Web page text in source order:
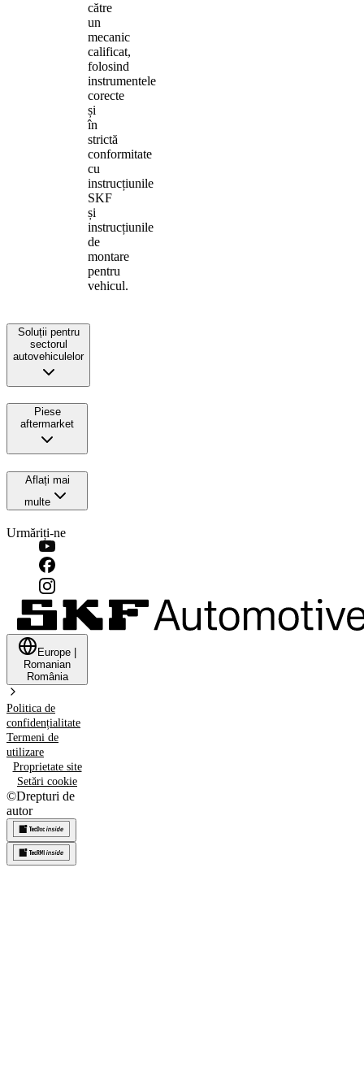
către
un
mecanic
calificat,
folosind
instrumentele
corecte
și
în
strictă
conformitate
cu
instrucțiunile
SKF
și
instrucțiunile
de
montare
pentru
vehicul.
Soluții pentru
sectorul
autovehiculelor
Piese
aftermarket
Aflați mai
multe
Urmăriți-ne
Europe
Romanian
România
Politica de
confidențialitate
Termeni de
utilizare
Proprietate site
Setări cookie
©Drepturi de
autor